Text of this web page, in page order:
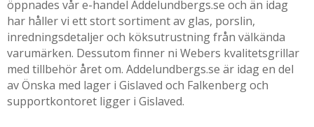
öppnades vår e-handel Addelundbergs.se och än idag
har håller vi ett stort sortiment av glas, porslin,
inredningsdetaljer och köksutrustning från välkända
varumärken. Dessutom finner ni Webers kvalitetsgrillar
med tillbehör året om. Addelundbergs.se är idag en del
av Önska med lager i Gislaved och Falkenberg och
supportkontoret ligger i Gislaved.